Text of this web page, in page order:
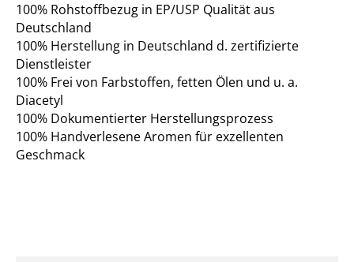
100% Rohstoffbezug in EP/USP Qualität aus
Deutschland
100% Herstellung in Deutschland d. zertifizierte
Dienstleister
100% Frei von Farbstoffen, fetten Ölen und u. a.
Diacetyl
100% Dokumentierter Herstellungsprozess
100% Handverlesene Aromen für exzellenten
Geschmack